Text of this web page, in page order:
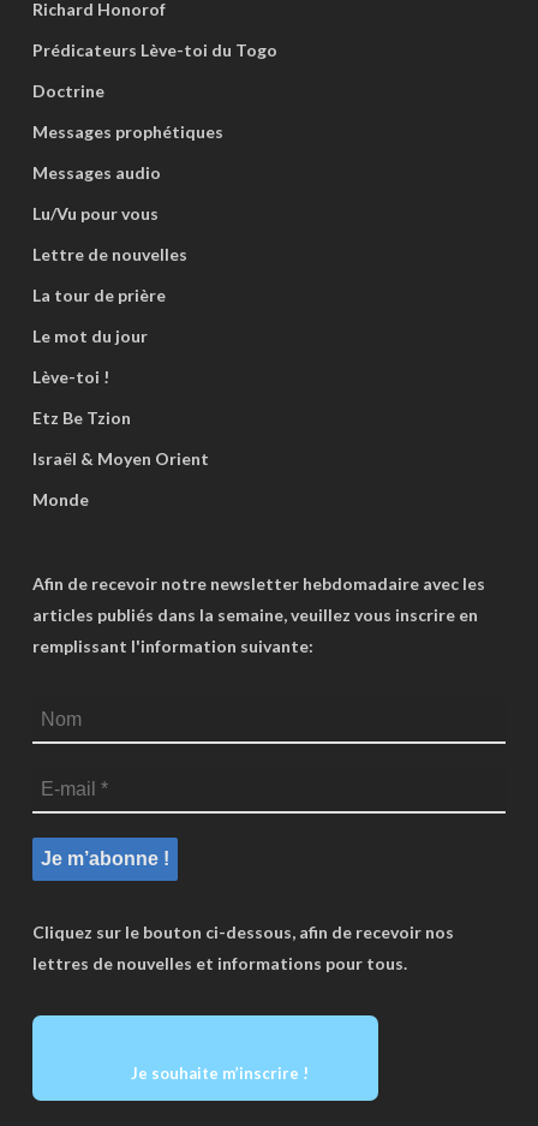
Richard Honorof
Prédicateurs Lève-toi du Togo
Doctrine
Messages prophétiques
Messages audio
Lu/Vu pour vous
Lettre de nouvelles
La tour de prière
Le mot du jour
Lève-toi !
Etz Be Tzion
Israël & Moyen Orient
Monde
Afin de recevoir notre newsletter hebdomadaire avec les
articles publiés dans la semaine, veuillez vous inscrire en
remplissant l'information suivante:
Cliquez sur le bouton ci-dessous, afin de recevoir nos
lettres de nouvelles et informations pour tous.
Je souhaite m’inscrire !